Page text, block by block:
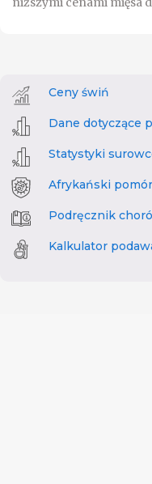
Ceny świń
Dane dotyczące
Statystyki
Afrykański
Podręcznik
Kalkulator